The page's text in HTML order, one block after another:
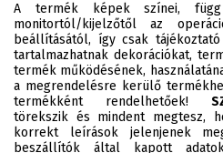
A termék képek színei,
monitortól/kijelzőtől az
beállításától, így csak
tartalmazhatnak dekorációkat,
termék működésének,
a megrendelésre kerülő
termékként rendelhetőek!
törekszik és mindent megtesz,
korrekt leírások jelenjenek
beszállítók által kapott